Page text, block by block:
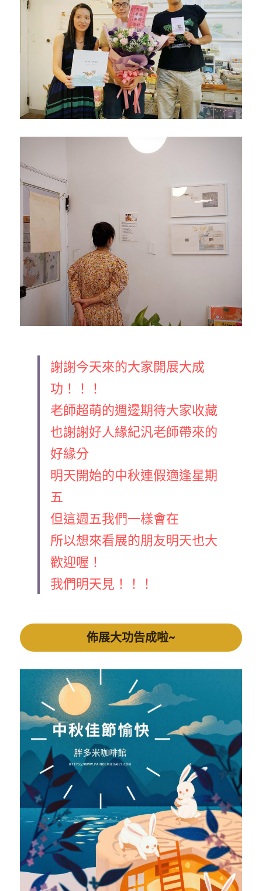
謝謝今天來的大家開展大成
功！！！
老師超萌的週邊期待大家收藏
也謝謝好人緣紀汎老師帶來的
好緣分
明天開始的中秋連假適逢星期
五
但這週五我們一樣會在
所以想來看展的朋友明天也大
歡迎喔！
我們明天見！！！
佈展大功告成啦~